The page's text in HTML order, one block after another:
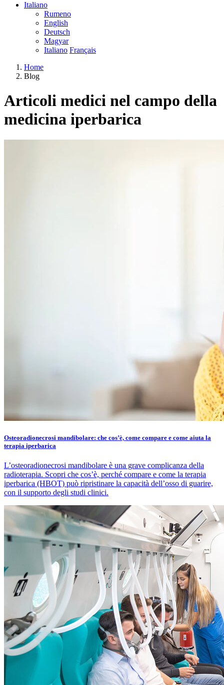
Italiano
Rumeno
English
Deutsch
Magyar
Italiano Français
Home
Blog
Articoli medici nel campo della
medicina iperbarica
Osteoradionecrosi mandibolare: che cos’è, come compare e come aiuta la
terapia iperbarica
L’osteoradionecrosi mandibolare è una grave complicanza della
radioterapia. Scopri che cos’è, perché compare e come la terapia
iperbarica (HBOT) può ripristinare la capacità dell’osso di guarire,
con il supporto degli studi clinici.